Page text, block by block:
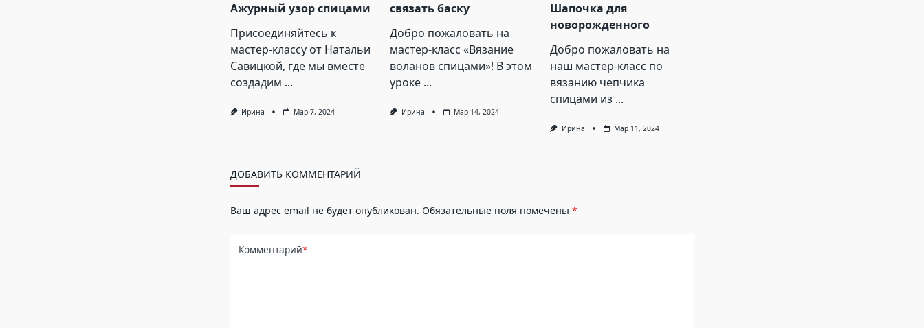
Ажурный узор спицами
Присоединяйтесь к
мастер-классу от Натальи
Савицкой, где мы вместе
создадим ...
Ирина Мар 7, 2024
связать баску
Добро пожаловать на
мастер-класс «Вязание
воланов спицами»! В этом
уроке ...
Ирина Мар 14, 2024
Шапочка для
новорожденного
Добро пожаловать на
наш мастер-класс по
вязанию чепчика
спицами из ...
Ирина Мар 11, 2024
ДОБАВИТЬ КОММЕНТАРИЙ
Ваш адрес email не будет опубликован. Обязательные поля помечены *
Комментарий*